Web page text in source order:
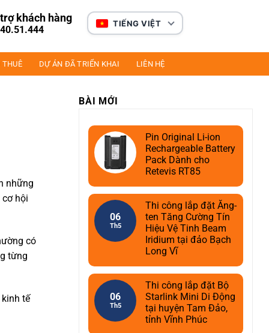
khách hàng TIẾNG VIỆT
THUÊ DỰ ÁN ĐÃ TRIỂN KHAI LIÊN HỆ
những
cơ hội
có
từng
tế
BÀI MỚI
Pin Original Li-ion
Rechargeable Battery
Pack Dành cho
Retevis RT85
06
Th5
Thi công lắp đặt Ăng-
ten Tăng Cường Tín
Hiệu Vệ Tinh Beam
Iridium tại đảo Bạch
Long Vĩ
06
Th5
Thi công lắp đặt Bộ
Starlink Mini Di Động
tại huyện Tam Đảo,
tỉnh Vĩnh Phúc